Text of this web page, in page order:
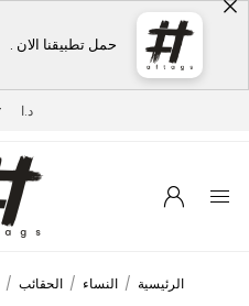
حمل تطبيقنا الان .
الرئيسية / النساء / الحقائب /